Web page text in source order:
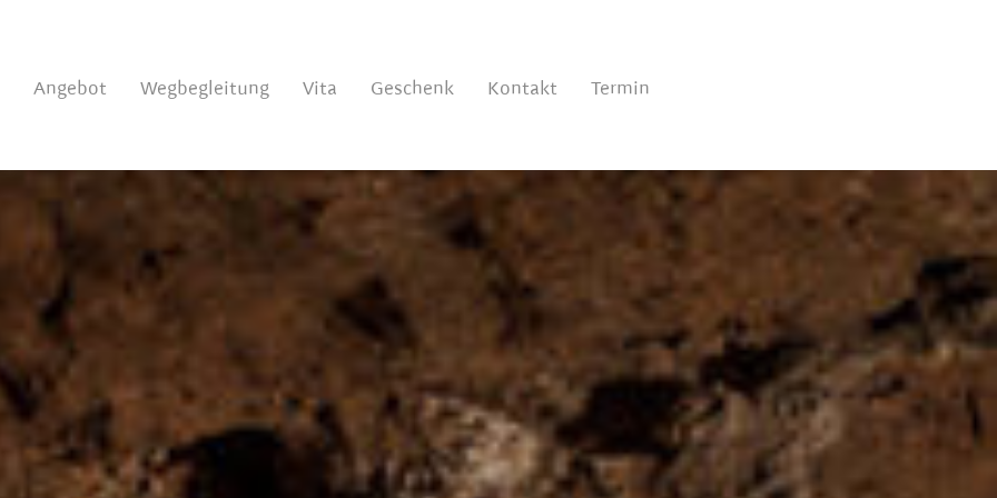
Angebot Wegbegleitung Vita Geschenk Kontakt Termin